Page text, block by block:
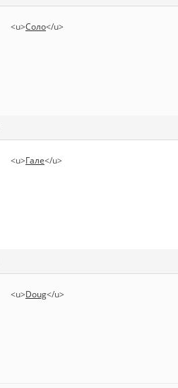
<u>Соло</u>
<u>Гале</u>
<u>Doug</u>